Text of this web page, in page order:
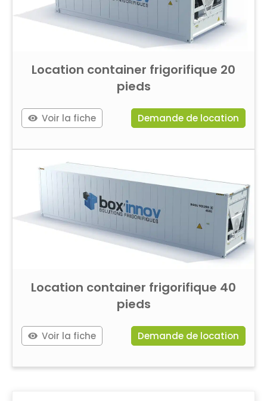
Location container frigorifique 20
pieds
Voir la fiche Demande de location
Location container frigorifique 40
pieds
Voir la fiche Demande de location